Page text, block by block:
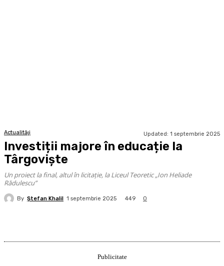
Actualităţi Updated: 1 septembrie 2025
Investiții majore în educație la
Târgoviște
Un proiect la final, altul în licitație, la Liceul Teoretic „Ion Heliade
Rădulescu”
By Ştefan Khalil 1 septembrie 2025 449 0
Publicitate